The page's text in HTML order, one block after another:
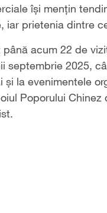
își mențin
prietenia dintre
acum 22 de
septembrie 2025,
la evenimentele
Poporului